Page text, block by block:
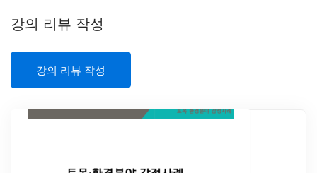
강의 리뷰 작성
강의 리뷰 작성